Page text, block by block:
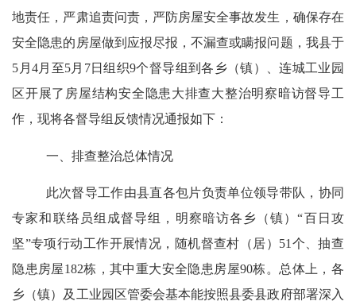
地责任，严肃追责问责，严防房屋安全事故发生，确保存在
安全隐患的房屋做到应报尽报，不漏查或瞒报问题， 我县于
5月4月至5月7日组织9个督导组到各 乡（镇）、连城工业园
区开展了 房屋结构安全隐患大排查大整治明察暗访督导工
作，现将各督导组反馈情况通报如下：
一、 排查整治总体情况
此次督导工作由县直各包片负责单位领导带队， 协同
专家和联络员组成督导组， 明察暗访各乡（镇）“百日攻
坚”专项行动工作开展情况， 随机督查村（居） 51 个、抽查
隐患房屋182栋，其中重大安全隐患房屋90栋。总体上，各
乡（镇）及工业园区管委会基本能按照县委县政府部署深入